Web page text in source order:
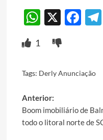
X
1
Tags: Derly Anunciação
Post
navigation
Anterior:
Boom imobiliário de
todo o litoral norte de